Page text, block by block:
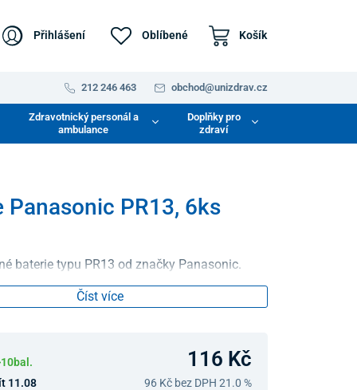
Přihlášení Oblíbené Košík
212 246 463 obchod@unizdrav.cz
Zdravotnický personál a
ambulance
Doplňky pro
zdraví
Panasonic PR13, 6ks
baterie typu PR13 od značky Panasonic.
Číst více
116 Kč
11.08 96 Kčbez DPH 21.0 %